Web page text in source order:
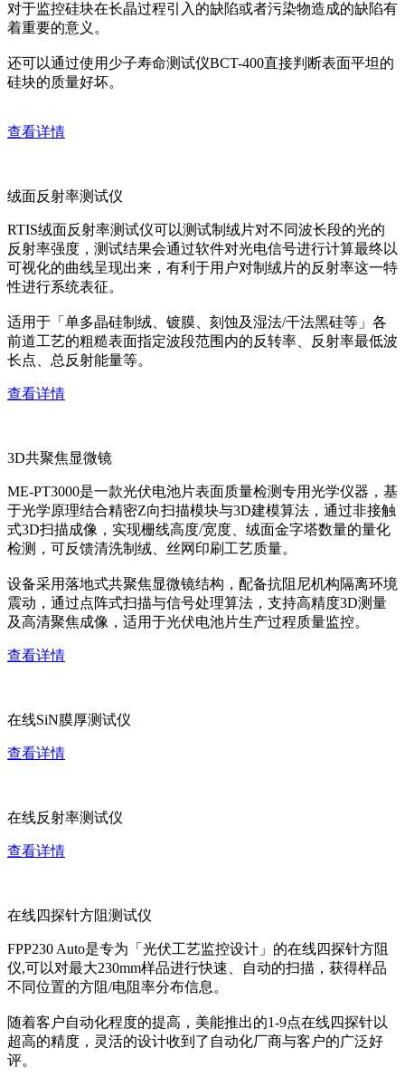
对于监控硅块在长晶过程引入的缺陷或者污染物造成的缺陷有
着重要的意义。
还可以通过使用少子寿命测试仪BCT-400直接判断表面平坦的
硅块的质量好坏。
查看详情
绒面反射率测试仪
RTIS绒面反射率测试仪可以测试制绒片对不同波长段的光的
反射率强度，测试结果会通过软件对光电信号进行计算最终以
可视化的曲线呈现出来，有利于用户对制绒片的反射率这一特
性进行系统表征。
适用于「单多晶硅制绒、镀膜、刻蚀及湿法/干法黑硅等」各
前道工艺的粗糙表面指定波段范围内的反转率、反射率最低波
长点、总反射能量等。
查看详情
3D共聚焦显微镜
ME-PT3000是一款光伏电池片表面质量检测专用光学仪器，基
于光学原理结合精密Z向扫描模块与3D建模算法，通过非接触
式3D扫描成像，实现栅线高度/宽度、绒面金字塔数量的量化
检测，可反馈清洗制绒、丝网印刷工艺质量。
设备采用落地式共聚焦显微镜结构，配备抗阻尼机构隔离环境
震动，通过点阵式扫描与信号处理算法，支持高精度3D测量
及高清聚焦成像，适用于光伏电池片生产过程质量监控。
查看详情
在线SiN膜厚测试仪
查看详情
在线反射率测试仪
查看详情
在线四探针方阻测试仪
FPP230 Auto是专为「光伏工艺监控设计」的在线四探针方阻
仪,可以对最大230mm样品进行快速、自动的扫描，获得样品
不同位置的方阻/电阻率分布信息。
随着客户自动化程度的提高，美能推出的1-9点在线四探针以
超高的精度，灵活的设计收到了自动化厂商与客户的广泛好
评。